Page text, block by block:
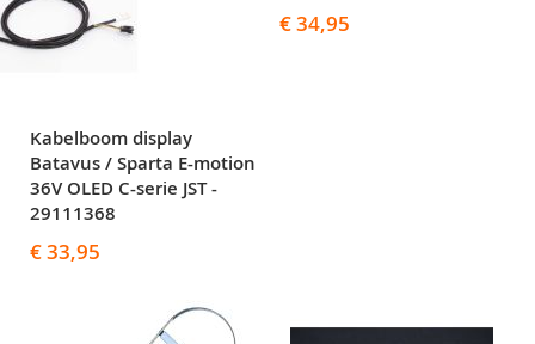
Kabelboom display
Batavus / Sparta E-motion
36V OLED C-serie JST -
29111368
€ 33,95
€ 34,95